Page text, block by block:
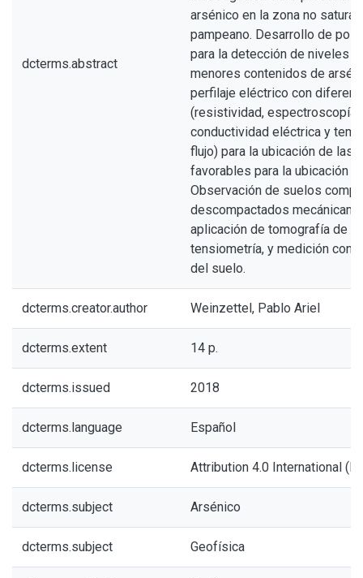
dcterms.abstract
arsénico en la zona no
pampeano. Desarrollo de
para la detección de niveles
menores contenidos de
perfilaje eléctrico con
(resistividad, espectroscopía
conductividad eléctrica y
flujo) para la ubicación de las
favorables para la ubicación
Observación de suelos
descompactados
aplicación de tomografía de
tensiometría, y medición
del suelo.
dcterms.creator.author Weinzettel, Pablo Ariel
dcterms.extent 14 p.
dcterms.issued 2018
dcterms.language Español
dcterms.license Attribution 4.0 International
dcterms.subject Arsénico
dcterms.subject Geofísica